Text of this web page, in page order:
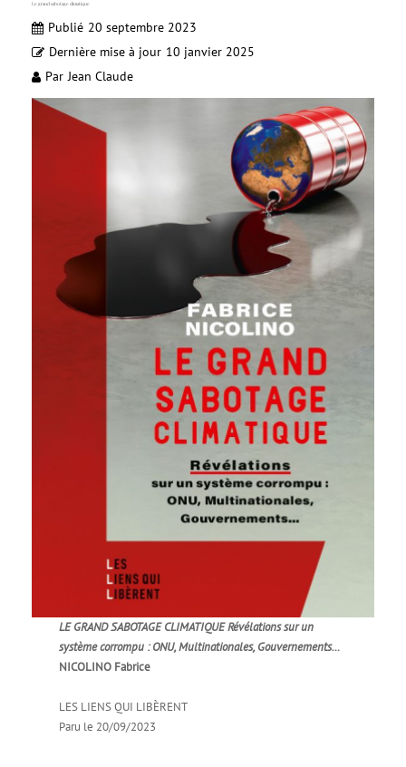
Le grand sabotage climatique
Publié 20 septembre 2023
Dernière mise à jour 10 janvier 2025
Par Jean Claude
LE GRAND SABOTAGE CLIMATIQUE Révélations sur un
système corrompu : ONU, Multinationales, Gouvernements…
NICOLINO Fabrice
LES LIENS QUI LIBÈRENT
Paru le 20/09/2023